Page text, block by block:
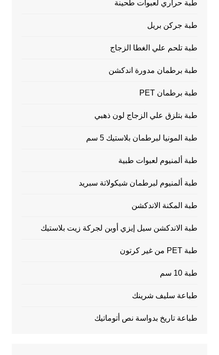
طبة حراري لعبوات طحينة
طبة جركن بريل
طبة تلحم علي الغطا الزجاج
طبة برطمان مدورة اندكشن
طبة برطمان PET
طبة بتلزق علي الزجاج لون ذهبي
طبة المونيا لبرطمان بلاستيك 5 سم
طبة ألمنيوم لعبوات طبية
طبة ألمنيوم لبرطمان شيكولاتة سبريد
طبة المكنة الاندكشن
طبة الاندكشن سيل إيزي أوبن لجركة زيت بلاستيك
طبة PET من غير كرتون
طبة 10 سم
طباعة سليف شرينك
طباعة تاريخ بدواسة نص أتوماتيك